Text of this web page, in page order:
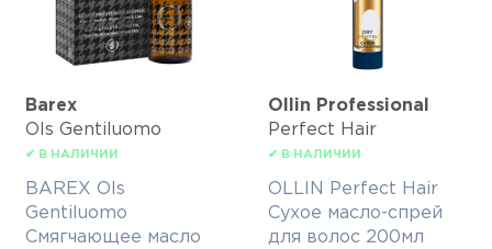
Barex
Ols Gentiluomo
✔ В НАЛИЧИИ
BAREX Ols
Gentiluomo
Смягчающее масло
Ollin Professional
Perfect Hair
✔ В НАЛИЧИИ
OLLIN Perfect Hair
Сухое масло-спрей
для волос 200мл